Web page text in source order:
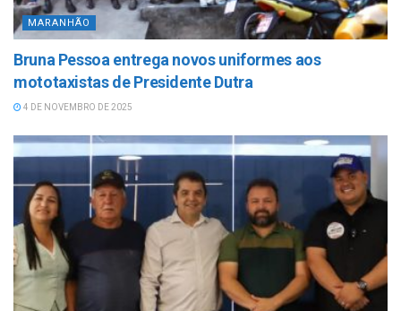
MARANHÃO
Bruna Pessoa entrega novos uniformes aos
mototaxistas de Presidente Dutra
4 DE NOVEMBRO DE 2025